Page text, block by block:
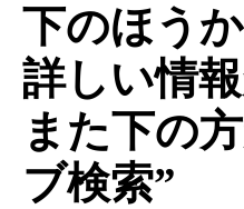
下のほう
詳しい情
また下の
ブ検索”